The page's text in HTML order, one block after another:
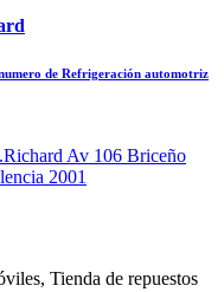
de Refrigeración automotriz
Av 106 Briceño
2001
Tienda de repuestos